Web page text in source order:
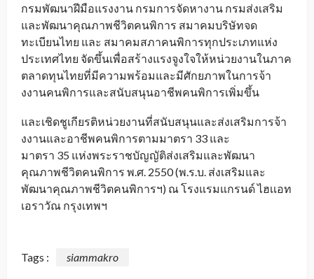
กรมพัฒนาฝีมือแรงงาน กรมการจัดหางาน กรมส่งเสริม
และพัฒนาคุณภาพชีวิตคนพิการ สมาคมบริษัทจด
ทะเบียนไทย และ สมาคมสภาคนพิการทุกประเภทแห่ง
ประเทศไทย จัดขึ้นเพื่อสร้างแรงจูงใจให้หน่วยงานในภาค
ตลาดทุนไทยที่มีความพร้อมและมีศักยภาพในการจ้า
งงานคนพิการและสนับสนุนอาชีพคนพิการเพิ่มขึ้น
และเชิดชูเกียรติหน่วยงานที่สนับสนุนและส่งเสริมการจ้า
งงานและอาชีพคนพิการตามมาตรา 33 และ
มาตรา 35 แห่งพระราชบัญญัติส่งเสริมและพัฒนา
คุณภาพชีวิตคนพิการ พ.ศ. 2550 (พ.ร.บ. ส่งเสริมและ
พัฒนาคุณภาพชีวิตคนพิการฯ) ณ โรงแรมแกรนด์ ไฮเเอท
เอราวัณ กรุงเทพฯ
Tags : siammakro